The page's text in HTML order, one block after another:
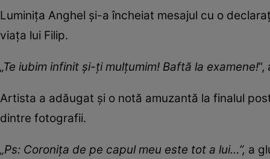
Luminița Anghel și-a încheiat mesajul cu o
viața lui Filip.
„Te iubim infinit şi-ți mulțumim! Baftă la examene!
Artista a adăugat și o notă amuzantă la finalul
dintre fotografii.
„Ps: Coronița de pe capul meu este tot a lui…”, a